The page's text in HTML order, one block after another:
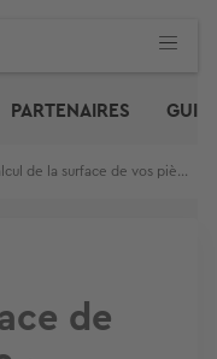
PARTENAIRES
la surface de vos pièces en m2 : découvrez notre simulateur gratuit
de